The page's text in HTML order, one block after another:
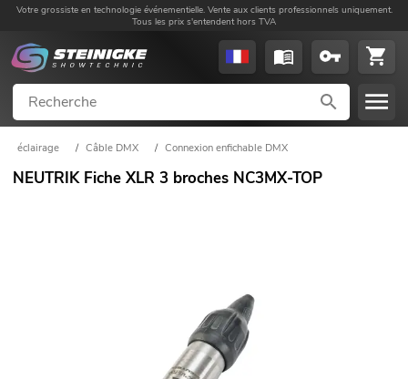
Votre grossiste en technologie événementielle. Vente aux clients professionnels uniquement.
Tous les prix s'entendent hors TVA
éclairage / Câble DMX / Connexion enfichable DMX
NEUTRIK Fiche XLR 3 broches NC3MX-TOP